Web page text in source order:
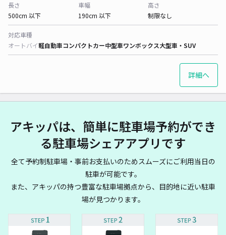
長さ
500cm 以下
車幅
190cm 以下
高さ
制限なし
対応車種
オートバイ軽自動車コンパクトカー中型車ワンボックス大型車・SUV
詳細へ
アキッパは、簡単に駐車場予約ができ
る駐車場シェアアプリです
全て予約制駐車場・事前お支払いのためスムーズにご利用当日の
駐車が可能です。
また、アキッパの持つ豊富な駐車場拠点から、目的地に近い駐車
場が見つかります。